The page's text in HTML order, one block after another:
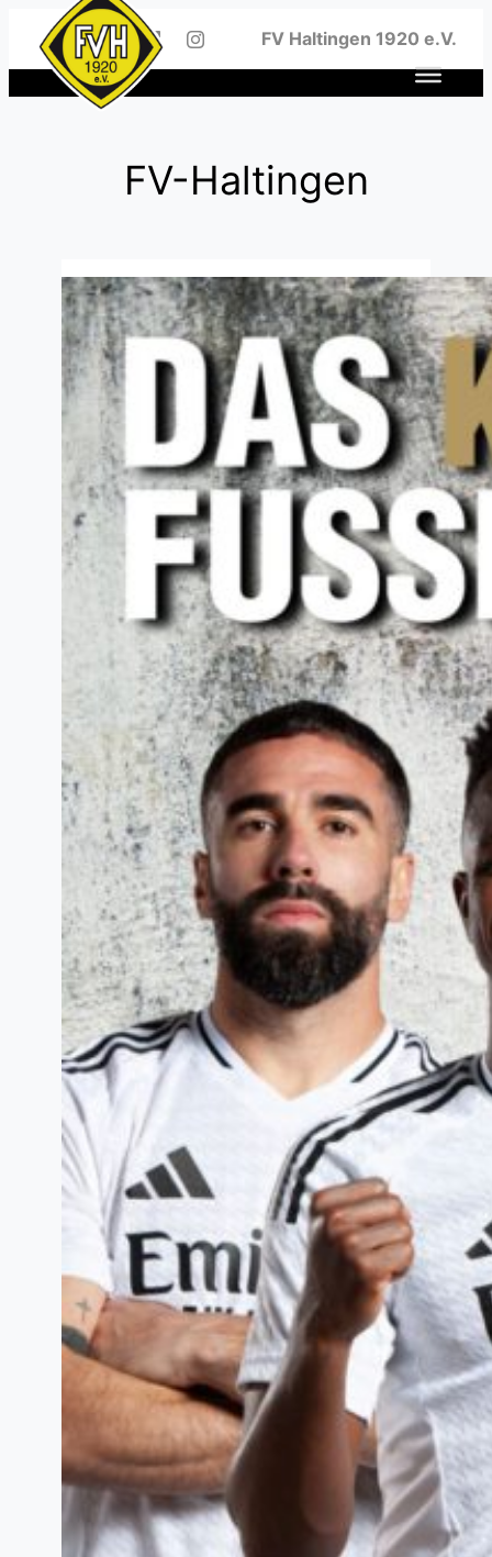
Inhalt
springen
FV Haltingen 1920 e.V.
FV-Haltingen